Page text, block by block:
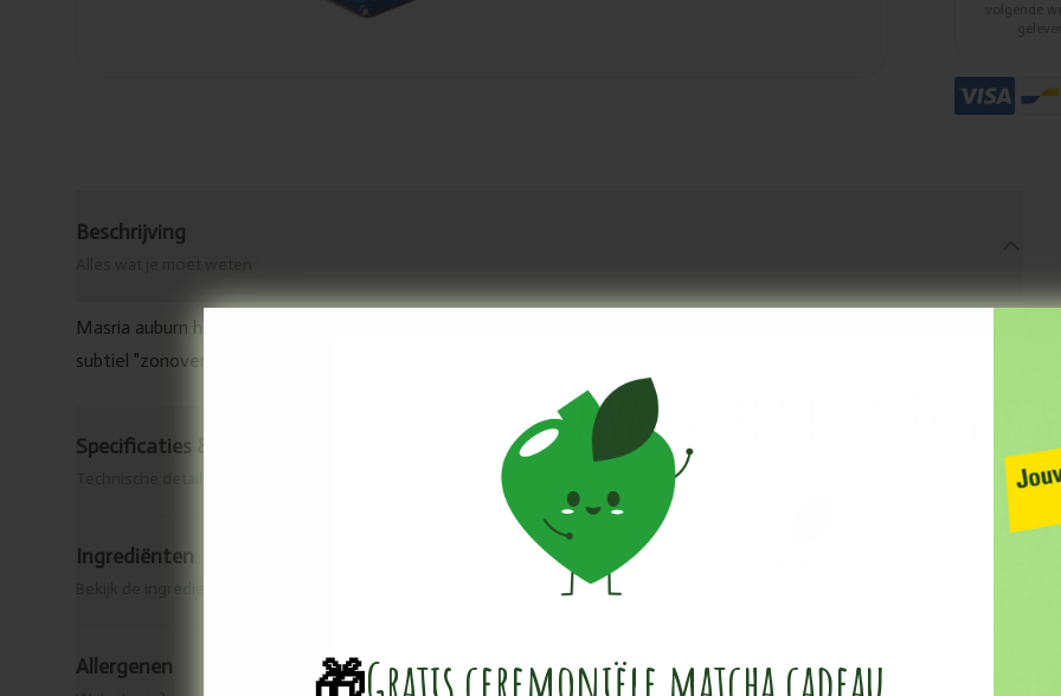
volgende
Beschrijving
Masria auburn henna biedt een tint tussen rood en bruin, perfect voor lichtbruin haar. Het is de ideale kleur voor een
subtiel "zonovergoten" effect en lichte highlights.
Specificaties & herkomst
Ingrediënten
Allergenen
Ontvang Updates en Promo's
🎁Gratis ceremoniële ​matcha cadeau